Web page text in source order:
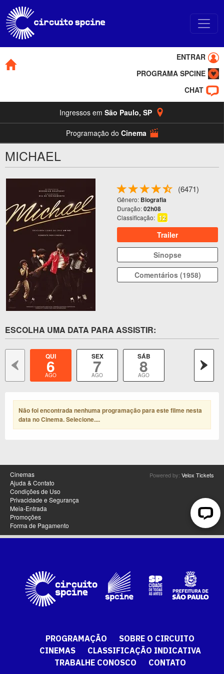
PROGRAMAÇÃO
SOBRE O CIRCUITO
CINEMAS
CLASSIFICAÇÃO INDICATIVA
TRABALHE CONOSCO
CONTATO